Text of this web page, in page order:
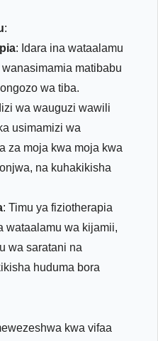
:
: Idara ina wataalamu
matibabu
wa tiba.
wa wauguzi wawili
usimamizi wa
za moja kwa moja kwa
na kuhakikisha
: Timu ya fiziotherapia
wataalamu wa kijamii,
wa saratani na
huduma bora
kwa vifaa